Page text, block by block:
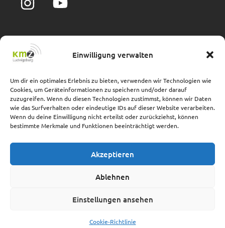
Einwilligung verwalten
Um dir ein optimales Erlebnis zu bieten, verwenden wir Technologien wie
Cookies, um Geräteinformationen zu speichern und/oder darauf
zuzugreifen. Wenn du diesen Technologien zustimmst, können wir Daten
wie das Surfverhalten oder eindeutige IDs auf dieser Website verarbeiten.
Wenn du deine Einwilligung nicht erteilst oder zurückziehst, können
bestimmte Merkmale und Funktionen beeinträchtigt werden.
Akzeptieren
Ablehnen
Einstellungen ansehen
Cookie-Richtlinie
Impressum
Barrierefreiheit
Adresse
Hindenburgstraße 40
(im Landratsamt Ludwigsburg)